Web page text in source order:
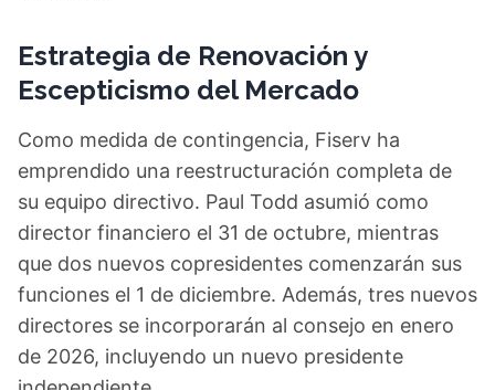
Estrategia de Renovación y
Escepticismo del Mercado
Como medida de contingencia, Fiserv ha
emprendido una reestructuración completa de
su equipo directivo. Paul Todd asumió como
director financiero el 31 de octubre, mientras
que dos nuevos copresidentes comenzarán sus
funciones el 1 de diciembre. Además, tres nuevos
directores se incorporarán al consejo en enero
de 2026, incluyendo un nuevo presidente